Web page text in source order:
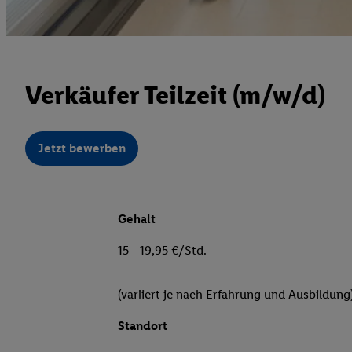
Verkäufer Teilzeit (m/w/d)
Jetzt bewerben
Gehalt
15 - 19,95 €/Std.
(variiert je nach Erfahrung und
Standort